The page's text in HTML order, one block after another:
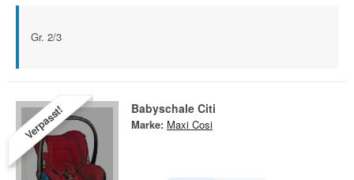
Gr. 2/3
Verpasst! Babyschale Citi
Marke: Maxi Cosi